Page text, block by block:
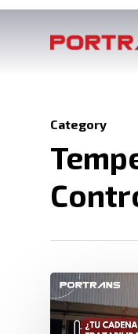
Category